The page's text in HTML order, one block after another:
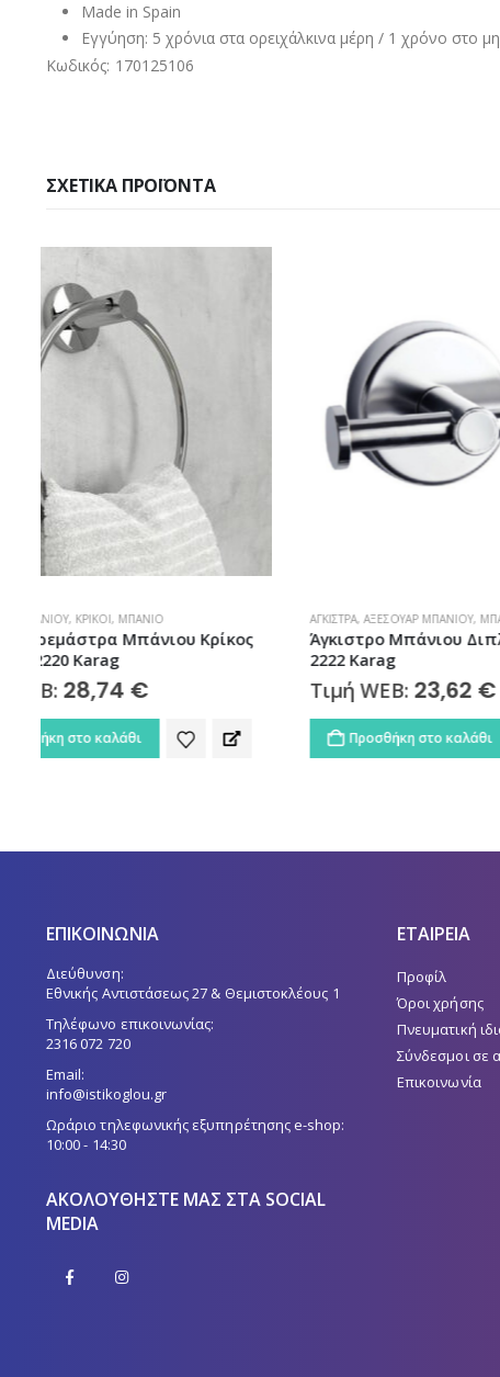
Made in Spain
Εγγύηση: 5 χρόνια στα ορειχάλκινα μέρη / 1 χρόνο στο
Κωδικός: 170125106
ΣΧΕΤΙΚΆ ΠΡΟΪΌΝΤΑ
ΆΓΚΙΣΤΡΑ, ΑΞΕΣΟΥΆΡ ΜΠΆΝΙΟΥ
Άγκιστρο Μπάνιου Διπλό Moderno
2222 Karag
Τιμή WEB:
Προσθήκη στο καλάθι
ΑΞΕΣΟΥΆΡ
Τιμή
ΕΠΙΚΟΙΝΩΝΙΑ
Διεύθυνση:
Εθνικής Αντιστάσεως 27 & Θεμιστοκλέους 1
Τηλέφωνο επικοινωνίας:
2316 072 720
Email:
info@istikoglou.gr
Ωράριο τηλεφωνικής εξυπηρέτησης e-shop:
10:00 - 14:30
ΑΚΟΛΟΥΘΉΣΤΕ ΜΑΣ ΣΤΑ SOCIAL
MEDIA
ΕΤΑΙΡΕΙΑ
Προφίλ
Όροι χρήσης
Πνευματική
Σύνδεσμοι σε
Επικοινωνία